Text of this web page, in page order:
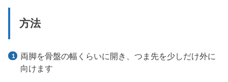
方法
両脚を骨盤の幅くらいに開き、つま先を少しだけ外に
向けます